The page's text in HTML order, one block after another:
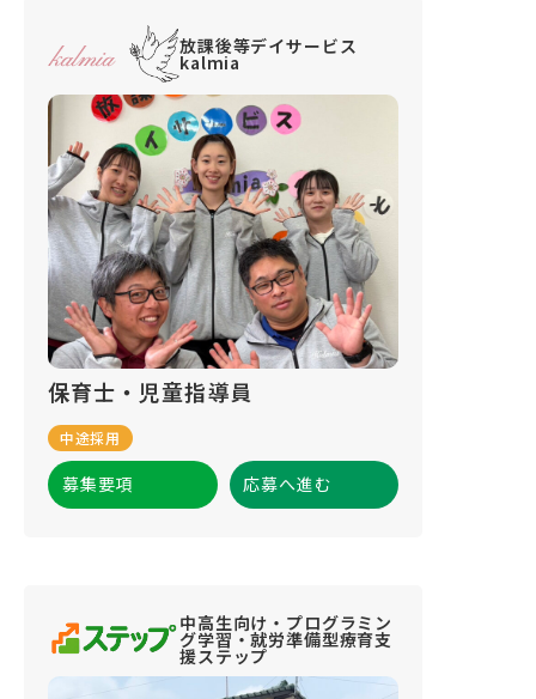
放課後等デイサービス
kalmia
保育士・児童指導員
中途採用
募集要項 応募へ進む
中高生向け・プログラミン
グ学習・就労準備型療育支
援ステップ